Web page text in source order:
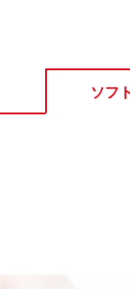
ソフ